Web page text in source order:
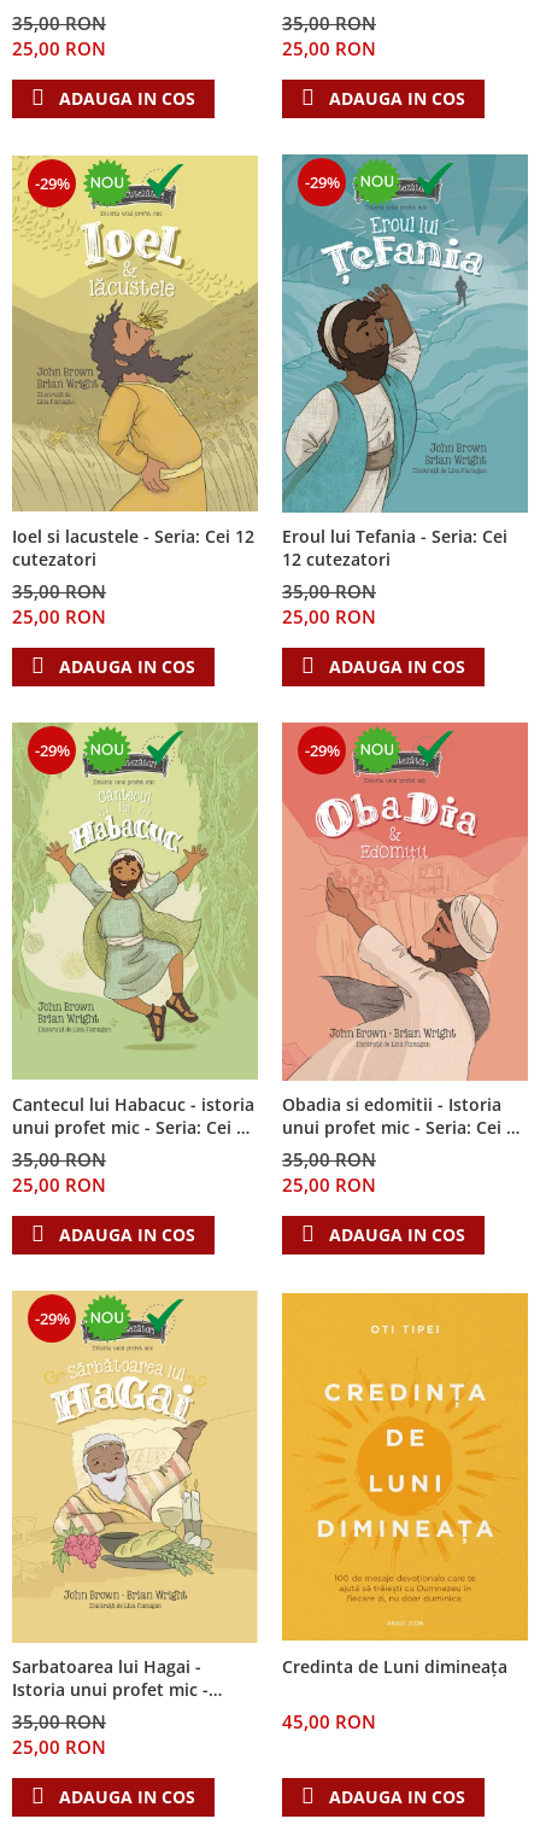
Dezvoltare personala
Mediu
35,00 RON
25,00 RON
ADAUGA IN COS
35,00 RON
25,00 RON
ADAUGA IN COS
-29%
Ioel si lacustele - Seria: Cei 12
cutezatori
35,00 RON
25,00 RON
ADAUGA IN COS
-29%
Eroul lui Tefania - Seria: Cei
12 cutezatori
35,00 RON
25,00 RON
ADAUGA IN COS
-29%
Cantecul lui Habacuc - istoria
unui profet mic - Seria: Cei 12
cutezatori
35,00 RON
25,00 RON
ADAUGA IN COS
-29%
Obadia si edomitii - Istoria
unui profet mic - Seria: Cei 12
cutezatori
35,00 RON
25,00 RON
ADAUGA IN COS
-29%
Sarbatoarea lui Hagai -
Istoria unui profet mic -
Seria: Cei 12 cutezatori
35,00 RON
25,00 RON
ADAUGA IN COS
Credinta de Luni dimineața
45,00 RON
ADAUGA IN COS